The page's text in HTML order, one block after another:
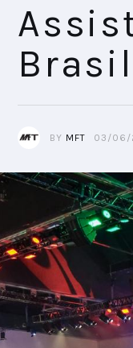
BY MFT 03/06/